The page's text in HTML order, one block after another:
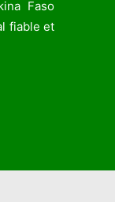
Faso
fiable et